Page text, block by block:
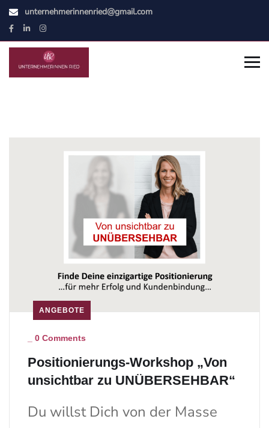
unternehmerinnenried@gmail.com
ANGEBOTE
0 Comments
Positionierungs-Workshop „Von
unsichtbar zu UNÜBERSEHBAR“
Du willst Dich von der Masse